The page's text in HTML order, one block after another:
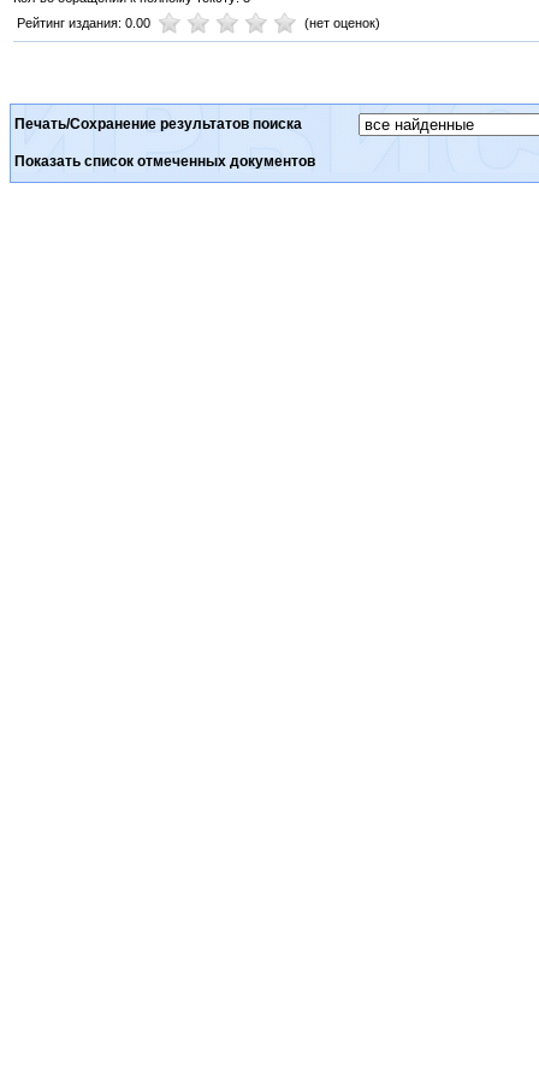
Рейтинг издания: 0.00
(нет оценок)
Печать/Сохранение результатов поиска
Показать список отмеченных документов